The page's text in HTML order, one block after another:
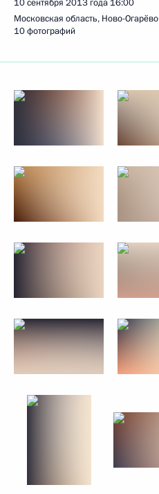
10 сентября 2013 года 16:00
Московская область, Ново-Огарёво
10 фотографий